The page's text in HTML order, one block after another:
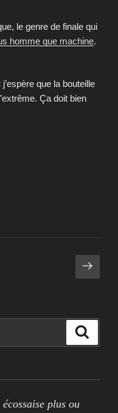
le genre de finale qui
homme que machine.
que la bouteille
Ça doit bien
Page
plus ou